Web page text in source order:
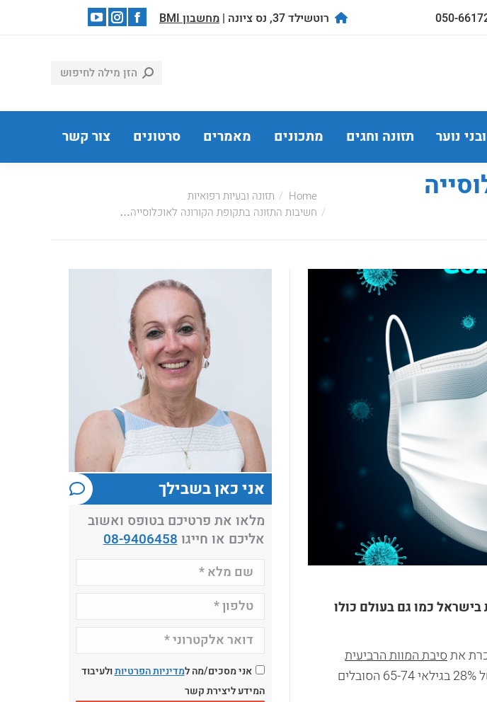
רוטשילד 37, נס ציונה | מחשבון BMI
Facebook
in
window
Instagram
in
window
YouTube
in
window
נוער תזונה וחגים מתכונים מאמרים סרטונים צור קשר
You are here:
Home
תזונה ובעיות רפואיות
חשיבות התזונה בתקופת הקורונה לאוכלוסייה…
כמו גם בעולם כולו
סיבת המוות הרביעית
, ו- 5.4% מכלל הפטירות (2,196 פטירות) יוחסו למחלה. מדובר על שכיחות של 28% בגילאי 65-74 הסובלים
אני כאן בשבילך
מלאו את פרטיכם בטופס ואשוב
אליכם או חייגו 08-9406458
אני מסכים/מה למדיניות הפרטיותולעיבוד
המידע ליצירת קשר